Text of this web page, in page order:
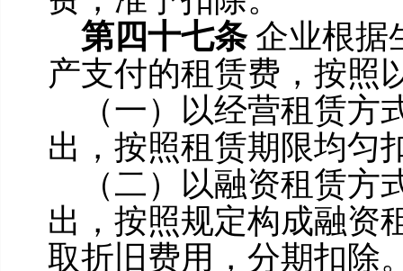
第四十七条 企业根据
产支付的租赁费，按照
（一）以经营租赁
出，按照租赁期限均匀
（二）以融资租赁
出，按照规定构成融资
取折旧费用，分期扣除